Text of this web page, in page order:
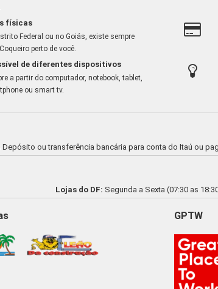
físicas
Federal ou no Goiás, existe sempre
perto de você.
de diferentes dispositivos
a partir do computador, notebook, tablet,
ou smart tv.
ou transferência bancária para conta do Itaú ou
Lojas do DF: Segunda a Sexta (07:30 as
GPTW